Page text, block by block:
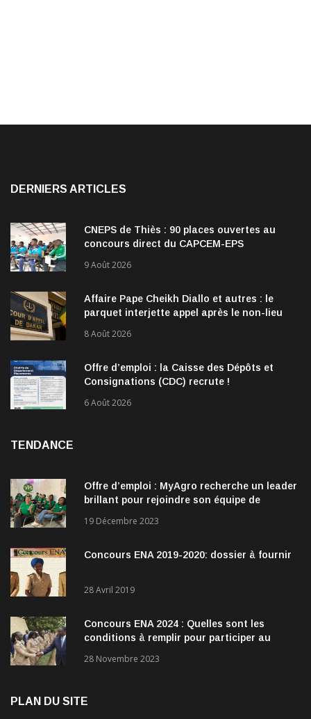
DERNIERS ARTICLES
CNEPS de Thiès : 90 places ouvertes au
concours direct du CAPCEM-EPS
9 Août 2026
Affaire Pape Cheikh Diallo et autres : le
parquet interjette appel après le non-lieu
8 Août 2026
Offre d’emploi : la Caisse des Dépôts et
Consignations (CDC) recrute !
6 Août 2026
TENDANCE
Offre d’emploi : MyAgro recherche un leader
brillant pour rejoindre son équipe de
19 Décembre 2023
Concours ENA 2019-2020: dossier à fournir
28 Avril 2019
Concours ENA 2024 : Quelles sont les
conditions à remplir pour participer au
28 Novembre 2023
PLAN DU SITE